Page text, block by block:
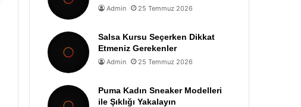
Admin 25 Temmuz 2026
Salsa Kursu Seçerken Dikkat
Etmeniz Gerekenler
Admin 25 Temmuz 2026
Puma Kadın Sneaker Modelleri
ile Şıklığı Yakalayın